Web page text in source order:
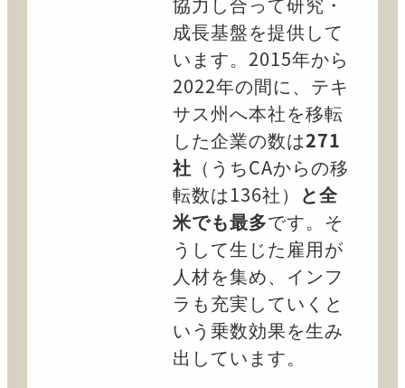
成長基盤を提供して
います。2015年から
2022年の間に、テキ
サス州へ本社を移転
した企業の数は271
社 （うちCAからの移
転数は136社） と全
米でも最多です。そ
うして生じた雇用が
人材を集め、インフ
ラも充実していくと
いう乗数効果を生み
出しています。